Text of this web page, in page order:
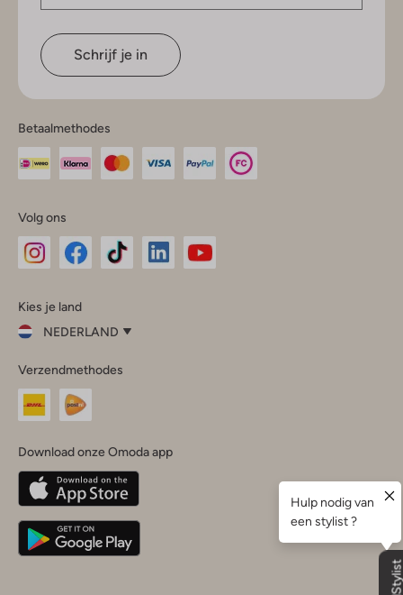
Schrijf je in
Betaalmethodes
Volg ons
InstagramFacebook
Kies je land
NEDERLAND
je
land
Nederland
Belgique(Français)
Deutschland
Verzendmethodes
Download onze Omoda app